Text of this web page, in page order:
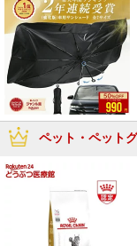
ペット・ペット